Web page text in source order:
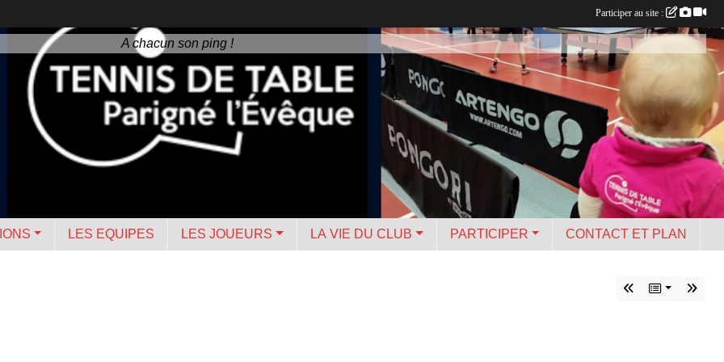
A chacun son ping !
LES EQUIPES LES JOUEURS LA VIE DU CLUB PARTICIPER CONTACT ET PLAN
Participer au site :